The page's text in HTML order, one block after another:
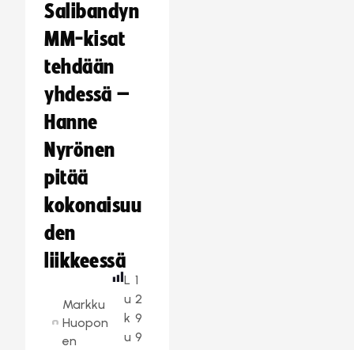
Salibandyn
MM-kisat
tehdään
yhdessä –
Hanne
Nyrönen
pitää
kokonaisuu
den
liikkeessä
Markku
Huopon
en
L
u
k
u
1
2
9
9